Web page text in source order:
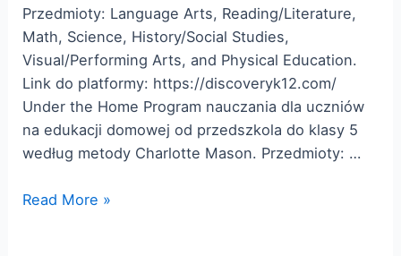
Przedmioty: Language Arts, Reading/Literature,
Math, Science, History/Social Studies,
Visual/Performing Arts, and Physical Education.
Link do platformy: https://discoveryk12.com/
Under the Home Program nauczania dla uczniów
na edukacji domowej od przedszkola do klasy 5
według metody Charlotte Mason. Przedmioty: …
Darmowe
Read More »